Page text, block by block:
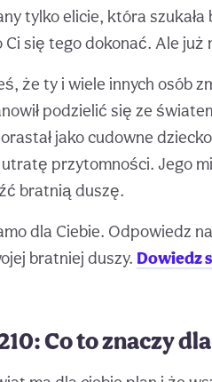
tylko elicie, która szukała
Ci się tego dokonać. Ale już
że ty i wiele innych osób
podzielić się ze
jako cudowne
utratę przytomności. Jego
bratnią duszę.
dla Ciebie. Odpowiedz
bratniej duszy. Dowiedz
Co to znaczy